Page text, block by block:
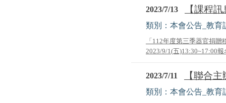
2023/7/13 【課程
類別：本會公告_教育
「112年度第三季器官捐
2023/9/1(五)13:30~17:00
2023/7/11 【聯合
類別：本會公告_教育